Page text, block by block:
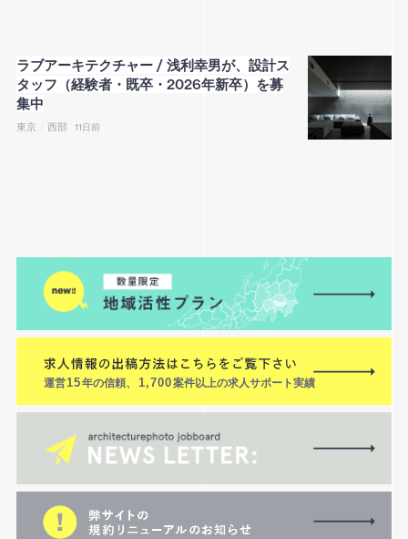
ラブアーキテクチャー / 浅利幸男が、設計ス
タッフ（経験者・既卒・2026年新卒）を募
集中
東京 西部 11日前
運営15年の信頼、 1,700案件以上の求人サポート実績